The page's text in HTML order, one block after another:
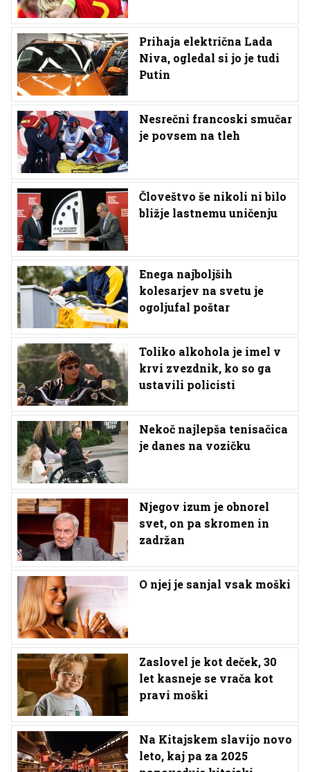
Prihaja električna Lada
Niva, ogledal si jo je tudi
Putin
Nesrečni francoski smučar
je povsem na tleh
Človeštvo še nikoli ni bilo
bližje lastnemu uničenju
Enega najboljših
kolesarjev na svetu je
ogoljufal poštar
Toliko alkohola je imel v
krvi zvezdnik, ko so ga
ustavili policisti
Nekoč najlepša tenisačica
je danes na vozičku
Njegov izum je obnorel
svet, on pa skromen in
zadržan
O njej je sanjal vsak moški
Zaslovel je kot deček, 30
let kasneje se vrača kot
pravi moški
Na Kitajskem slavijo novo
leto, kaj pa za 2025